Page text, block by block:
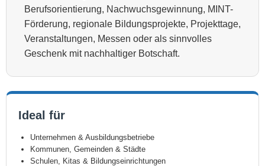
Berufsorientierung, Nachwuchsgewinnung, MINT-
Förderung, regionale Bildungsprojekte, Projekttage,
Veranstaltungen, Messen oder als sinnvolles
Geschenk mit nachhaltiger Botschaft.
Ideal für
Unternehmen & Ausbildungsbetriebe
Kommunen, Gemeinden & Städte
Schulen, Kitas & Bildungseinrichtungen